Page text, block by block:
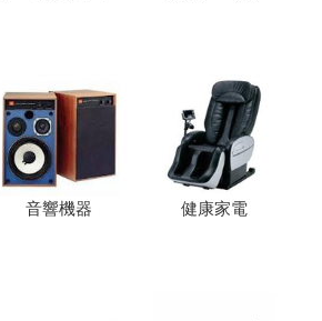
音響機器 健康家電